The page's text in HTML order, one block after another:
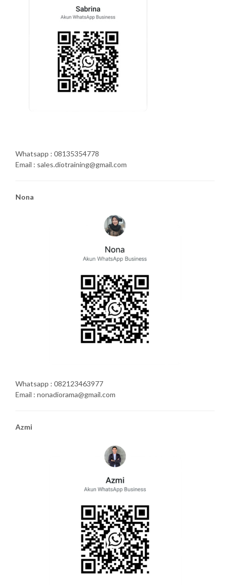
Whatsapp : 08135354778
Email : sales.diotraining@gmail.com
Nona
Whatsapp : 082123463977
Email : nonadiorama@gmail.com
Azmi